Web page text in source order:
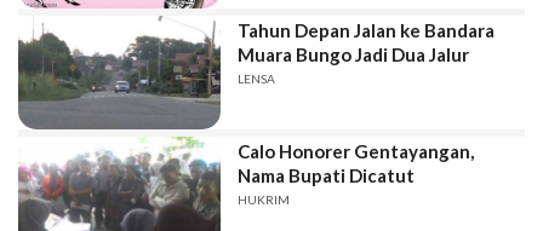
Tahun Depan Jalan ke Bandara
Muara Bungo Jadi Dua Jalur
LENSA
Calo Honorer Gentayangan,
Nama Bupati Dicatut
HUKRIM